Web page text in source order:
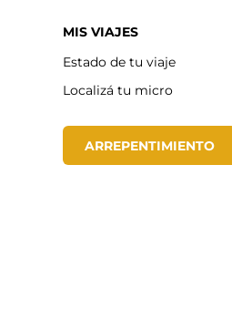
MIS VIAJES
Estado de tu viaje
Localizá tu micro
ARREPENTIMIENTO